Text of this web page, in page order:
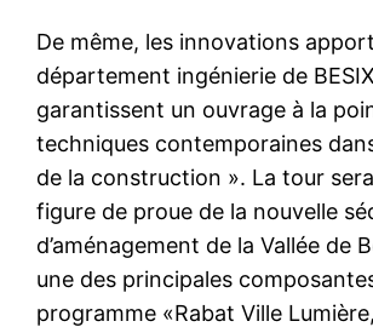
De même, les innovations
département ingénierie de BESIX
garantissent un ouvrage à la
techniques contemporaines
de la construction ». La tour
figure de proue de la nouvelle
d’aménagement de la Vallée de
une des principales
programme «Rabat Ville